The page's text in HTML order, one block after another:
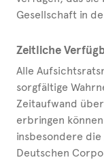
Gesellschaft in
Zeitliche
Alle
sorgfältige
Zeitaufwand
erbringen
insbesondere
Deutschen